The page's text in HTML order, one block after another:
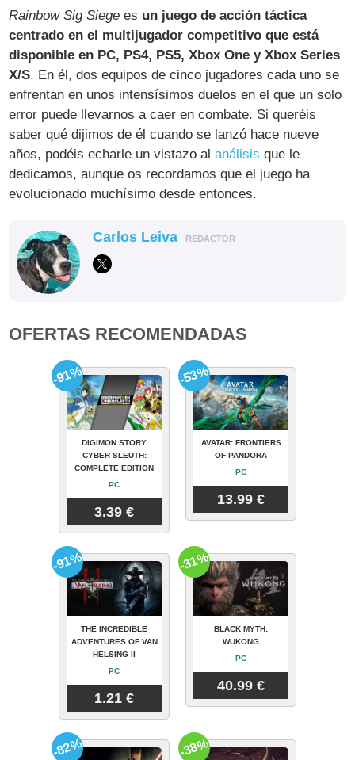
Rainbow Sig Siege es un juego de acción táctica
centrado en el multijugador competitivo que está
disponible en PC, PS4, PS5, Xbox One y Xbox Series
X/S. En él, dos equipos de cinco jugadores cada uno se
enfrentan en unos intensísimos duelos en el que un solo
error puede llevarnos a caer en combate. Si queréis
saber qué dijimos de él cuando se lanzó hace nueve
años, podéis echarle un vistazo alanálisis que le
dedicamos, aunque os recordamos que el juego ha
evolucionado muchísimo desde entonces.
Carlos Leiva REDACTOR
OFERTAS RECOMENDADAS
DIGIMON STORY
CYBER SLEUTH:
COMPLETE EDITION
PC
3.39 €
-91%
AVATAR: FRONTIERS
OF PANDORA
PC
13.99 €
-53%
THE INCREDIBLE
ADVENTURES OF VAN
HELSING II
PC
1.21 €
-91%
BLACK MYTH:
WUKONG
PC
40.99 €
-31%
-82% -38%